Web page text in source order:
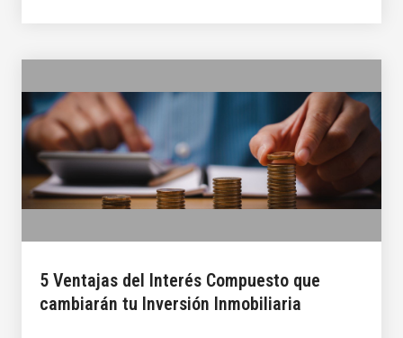
5 Ventajas del Interés Compuesto que
cambiarán tu Inversión Inmobiliaria